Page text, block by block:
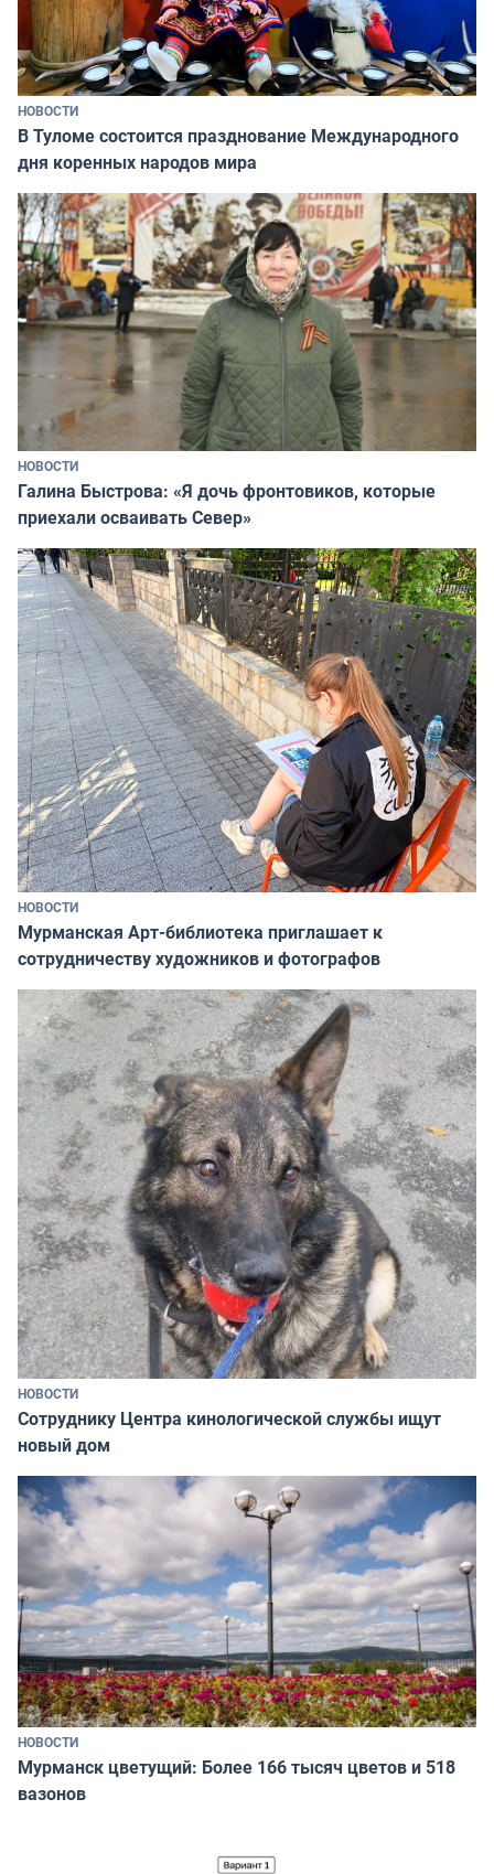
НОВОСТИ
В Туломе состоится празднование Международного
дня коренных народов мира
НОВОСТИ
Галина Быстрова: «Я дочь фронтовиков, которые
приехали осваивать Север»
НОВОСТИ
Мурманская Арт-библиотека приглашает к
сотрудничеству художников и фотографов
НОВОСТИ
Сотруднику Центра кинологической службы ищут
новый дом
НОВОСТИ
Мурманск цветущий: Более 166 тысяч цветов и 518
вазонов